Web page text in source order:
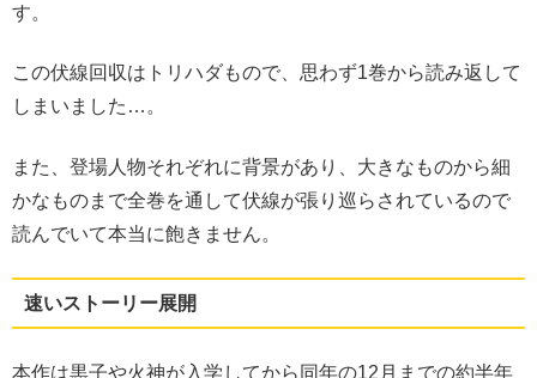
す。
この伏線回収はトリハダもので、思わず1巻から読み返して
しまいました…。
また、登場人物それぞれに背景があり、大きなものから細
かなものまで全巻を通して伏線が張り巡らされているので
読んでいて本当に飽きません。
速いストーリー展開
本作は黒子や火神が入学してから同年の12月までの約半年